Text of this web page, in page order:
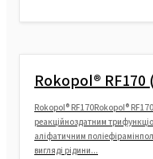
Rokopol®
Rokopol® RF170Rokopol®
реакційноздатним
аліфатичним
вигляді рідини...